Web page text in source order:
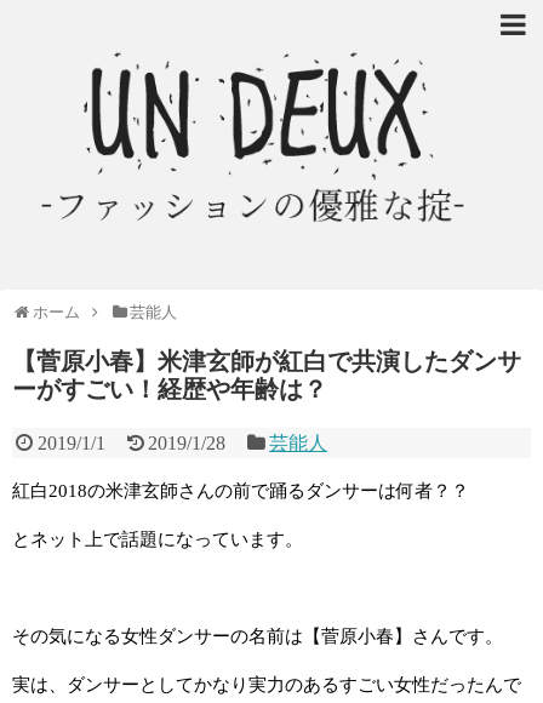
ホーム 芸能人
【菅原小春】米津玄師が紅白で共演したダンサ
ーがすごい！経歴や年齢は？
2019/1/1 2019/1/28 芸能人
紅白2018の米津玄師さんの前で踊るダンサーは何者？？
とネット上で話題になっています。
その気になる女性ダンサーの名前は【菅原小春】さんです。
実は、ダンサーとしてかなり実力のあるすごい女性だったんで